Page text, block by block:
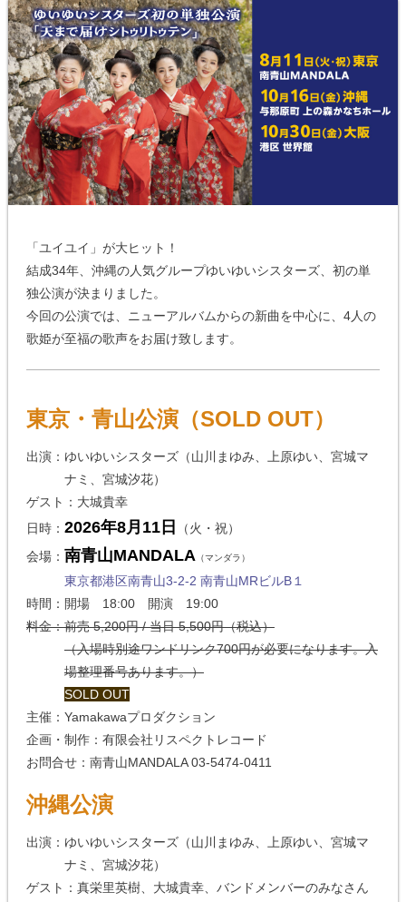
「ユイユイ」が大ヒット！
結成34年、沖縄の人気グループゆいゆいシスターズ、初の単
独公演が決まりました。
今回の公演では、ニューアルバムからの新曲を中心に、4人の
歌姫が至福の歌声をお届け致します。
東京・青山公演（SOLD OUT）
出演：ゆいゆいシスターズ（山川まゆみ、上原ゆい、宮城マ
ナミ、宮城汐花）
ゲスト：大城貴幸
日時： 2026年8月11日
（火・祝）
会場： 南青山MANDALA （マンダラ）
東京都港区南青山3-2-2 南青山MRビルB１
時間：開場 18:00 開演 19:00
料金：前売 5,200円 / 当日 5,500円（税込）
（入場時別途ワンドリンク700円が必要になります。入
場整理番号あります。）
SOLD OUT
主催：Yamakawaプロダクション
企画・制作：有限会社リスペクトレコード
お問合せ：南青山MANDALA 03-5474-0411
沖縄公演
出演：ゆいゆいシスターズ（山川まゆみ、上原ゆい、宮城マ
ナミ、宮城汐花）
ゲスト：真栄里英樹、大城貴幸、バンドメンバーのみなさん